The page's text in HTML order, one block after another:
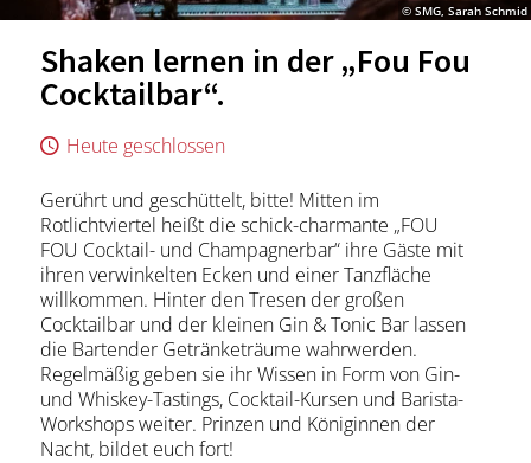
Erlebnisse
Essen & Trinken
Wein
Automobil
Kultur
© SMG, Sarah Schmid
Shaken lernen in der „Fou Fou
Cocktailbar“.
Heute geschlossen
Gerührt und geschüttelt, bitte! Mitten im
Rotlichtviertel heißt die schick-charmante „FOU
FOU Cocktail- und Champagnerbar“ ihre Gäste mit
ihren verwinkelten Ecken und einer Tanzfläche
willkommen. Hinter den Tresen der großen
Cocktailbar und der kleinen Gin & Tonic Bar lassen
die Bartender Getränketräume wahrwerden.
Regelmäßig geben sie ihr Wissen in Form von Gin-
und Whiskey-Tastings, Cocktail-Kursen und Barista-
Workshops weiter. Prinzen und Königinnen der
Nacht, bildet euch fort!